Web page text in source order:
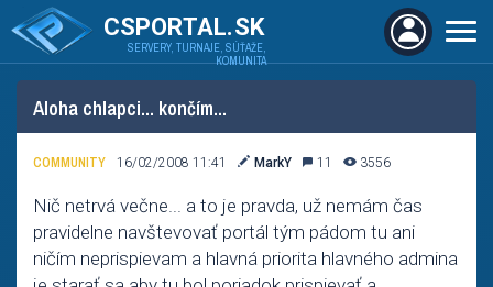
CSPORTAL.SK
SERVERY, TURNAJE, SÚŤAŽE,
KOMUNITA
Aloha chlapci... končím...
COMMUNITY 16/02/2008 11:41 MarkY 11 3556
Nič netrvá večne... a to je pravda, už nemám čas
pravidelne navštevovať portál tým pádom tu ani
ničím neprispievam a hlavná priorita hlavného admina